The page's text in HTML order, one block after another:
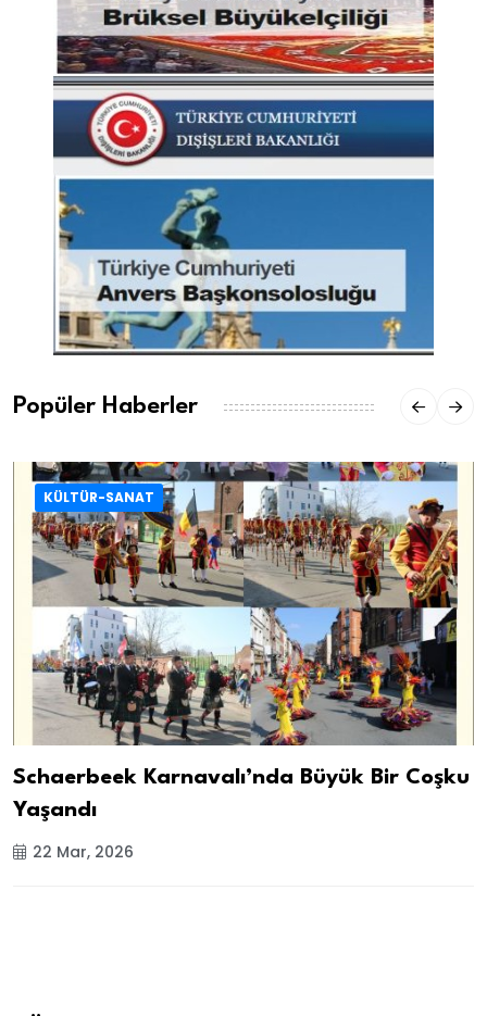
Popüler Haberler
KÜLTÜR-SANAT
Schaerbeek Karnavalı’nda Büyük Bir Coşku
Yaşandı
22 Mar, 2026